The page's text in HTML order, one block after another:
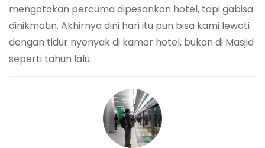
mengatakan percuma dipesankan hotel, tapi gabisa
dinikmatin. Akhirnya dini hari itu pun bisa kami lewati
dengan tidur nyenyak di kamar hotel, bukan di Masjid
seperti tahun lalu.